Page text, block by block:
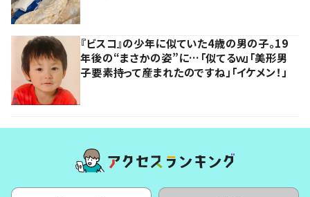
『ビスコ』の少年に似ていた4歳の男の子。19
年後の“まさかの姿”に…「似てるｗ」「美形男
子要素持って産まれたのですね」「イケメン！」